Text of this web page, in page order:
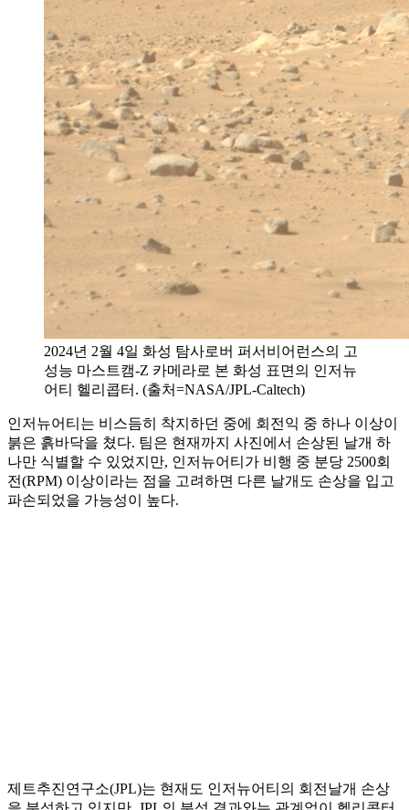
2024년 2월 4일 화성 탐사로버 퍼서비어런스의 고
성능 마스트캠-Z 카메라로 본 화성 표면의 인저뉴
어티 헬리콥터. (출처=NASA/JPL-Caltech)
인저뉴어티는 비스듬히 착지하던 중에 회전익 중 하나 이상이
붉은 흙바닥을 쳤다. 팀은 현재까지 사진에서 손상된 날개 하
나만 식별할 수 있었지만, 인저뉴어티가 비행 중 분당 2500회
전(RPM) 이상이라는 점을 고려하면 다른 날개도 손상을 입고
파손되었을 가능성이 높다.
제트추진연구소(JPL)는 현재도 인저뉴어티의 회전날개 손상